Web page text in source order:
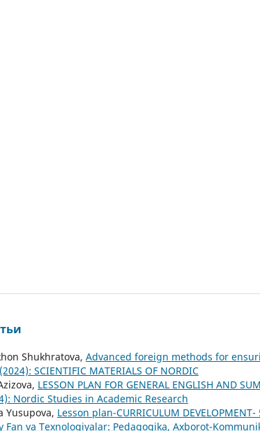
Shukhratova, Advanced foreign methods for
SCIENTIFIC MATERIALS OF NORDIC
LESSON PLAN FOR GENERAL ENGLISH AND
Nordic Studies in Academic Research
Yusupova, Lesson plan-CURRICULUM DEVELOPMENT-
Fan va Texnologiyalar: Pedagogika, Axborot-